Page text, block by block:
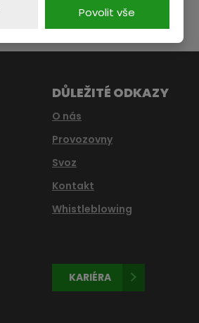
DŮLEŽITÉ ODKAZY
O nás
Provozovny
Svoz
Kontakt
Whistleblowing
KARIÉRA
Povolit vše